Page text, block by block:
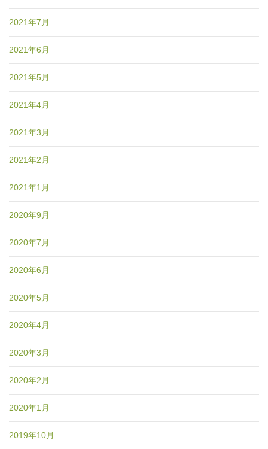
2021年7月
2021年6月
2021年5月
2021年4月
2021年3月
2021年2月
2021年1月
2020年9月
2020年7月
2020年6月
2020年5月
2020年4月
2020年3月
2020年2月
2020年1月
2019年10月